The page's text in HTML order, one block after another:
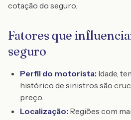
cotação do seguro.
Fatores que
seguro
Perfil do motorista: Idade,
histórico de sinistros são
preço.
Localização: Regiões com